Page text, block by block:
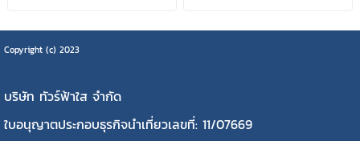
Copyright (c) 2023
บริษัท ทัวร์ฟ้าใส จำกัด
ใบอนุญาตประกอบธุรกิจนำเที่ยวเลขที่: 11/07669